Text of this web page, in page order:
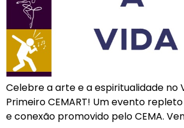
Celebre a arte e a espiritualidade no
Primeiro CEMART! Um evento
e conexão promovido pelo CEMA.